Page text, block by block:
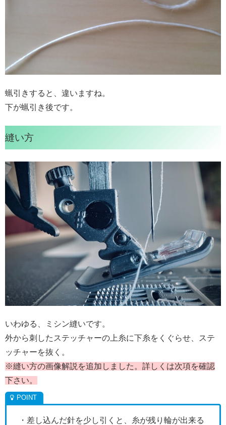
蝋引きすると、違いますね。
下が蝋引き後です。
縫い方
いわゆる、ミシン縫いです。
外から刺したステッチャーの上糸に下糸をくぐらせ、ステ
ッチャーを抜く。
※縫い方の画像解説を追加しました。詳しくは次項を確認
下さい。
・差し込んだ針を少し引くと、糸が残り輪が出来る